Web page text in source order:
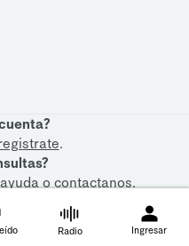
.
ocontactanos.
Radio Ingresar